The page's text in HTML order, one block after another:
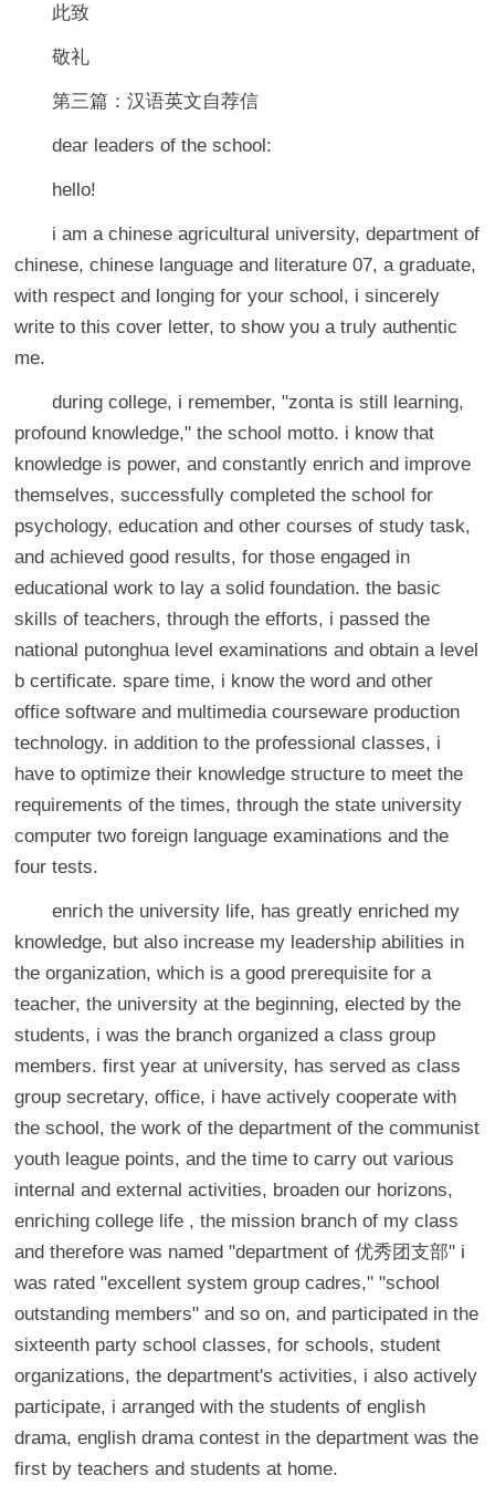
此致
敬礼
第三篇：汉语英文自荐信
dear leaders of the school:
hello!
i am a chinese agricultural university, department of
chinese, chinese language and literature 07, a graduate,
with respect and longing for your school, i sincerely
write to this cover letter, to show you a truly authentic
me.
during college, i remember, "zonta is still learning,
profound knowledge," the school motto. i know that
knowledge is power, and constantly enrich and improve
themselves, successfully completed the school for
psychology, education and other courses of study task,
and achieved good results, for those engaged in
educational work to lay a solid foundation. the basic
skills of teachers, through the efforts, i passed the
national putonghua level examinations and obtain a level
b certificate. spare time, i know the word and other
office software and multimedia courseware production
technology. in addition to the professional classes, i
have to optimize their knowledge structure to meet the
requirements of the times, through the state university
computer two foreign language examinations and the
four tests.
enrich the university life, has greatly enriched my
knowledge, but also increase my leadership abilities in
the organization, which is a good prerequisite for a
teacher, the university at the beginning, elected by the
students, i was the branch organized a class group
members. first year at university, has served as class
group secretary, office, i have actively cooperate with
the school, the work of the department of the communist
youth league points, and the time to carry out various
internal and external activities, broaden our horizons,
enriching college life , the mission branch of my class
and therefore was named "department of 优秀团支部" i
was rated "excellent system group cadres," "school
outstanding members" and so on, and participated in the
sixteenth party school classes, for schools, student
organizations, the department's activities, i also actively
participate, i arranged with the students of english
drama, english drama contest in the department was the
first by teachers and students at home.